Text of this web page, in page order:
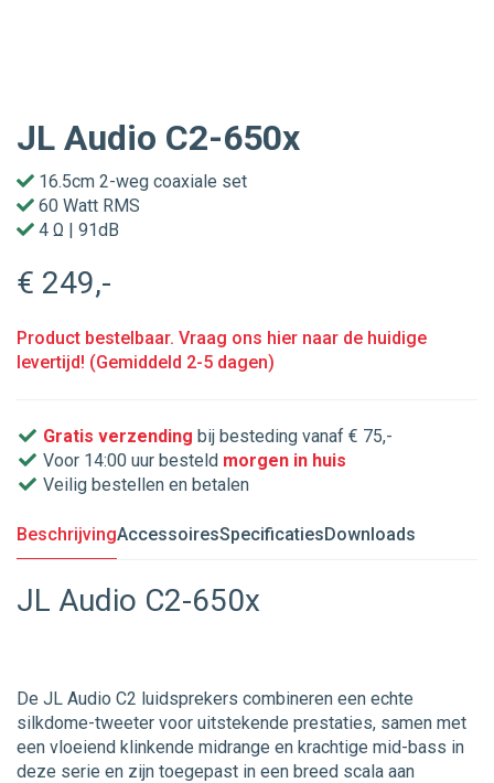
JL Audio C2-650x
16.5cm 2-weg coaxiale set
60 Watt RMS
4 Ω | 91dB
€ 249,-
Product bestelbaar. Vraag ons hier naar de huidige
levertijd! (Gemiddeld 2-5 dagen)
Gratis verzending bij besteding vanaf € 75,-
Voor 14:00 uur besteld morgen in huis
Veilig bestellen en betalen
BeschrijvingAccessoiresSpecificatiesDownloads
JL Audio C2-650x
De JL Audio C2 luidsprekers combineren een echte
silkdome-tweeter voor uitstekende prestaties, samen met
een vloeiend klinkende midrange en krachtige mid-bass in
deze serie en zijn toegepast in een breed scala aan